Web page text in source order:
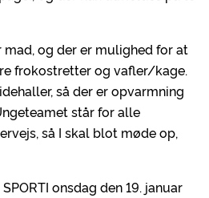
og der er mulighed for at
frokostretter og vafler/kage.
så der er opvarmning
står for alle
så I skal blot møde op,
onsdag den 19. januar